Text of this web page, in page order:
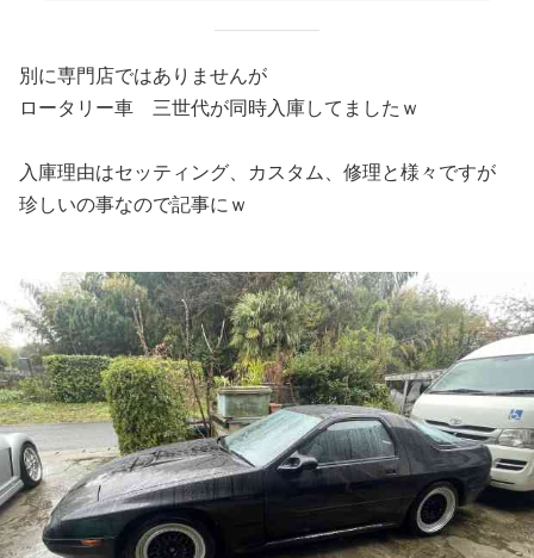
別に専門店ではありませんが
ロータリー車 三世代が同時入庫してましたｗ
入庫理由はセッティング、カスタム、修理と様々ですが
珍しいの事なので記事にｗ